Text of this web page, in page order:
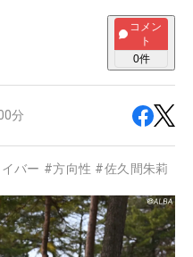
コメン
ト
0件
分
イバー #方向性 #佐久間朱莉